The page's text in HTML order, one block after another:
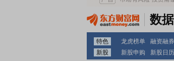
数
特色 龙虎榜单 融资融券
新股
新股申购 新股日历